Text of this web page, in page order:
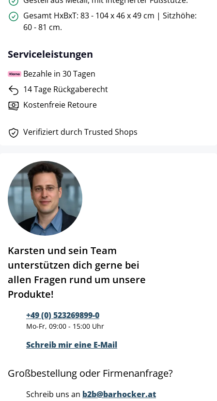
Gesamt HxBxT: 83 - 104 x 46 x 49 cm | Sitzhöhe:
60 - 81 cm.
Serviceleistungen
Bezahle in 30 Tagen
14 Tage Rückgaberecht
Kostenfreie Retoure
Verifiziert durch Trusted Shops
Karsten und sein Team
unterstützen dich gerne bei
allen Fragen rund um unsere
Produkte!
+49 (0) 523269899-0
Mo-Fr, 09:00 - 15:00 Uhr
Schreib mir eine E-Mail
Großbestellung oder Firmenanfrage?
Schreib uns an b2b@barhocker.at